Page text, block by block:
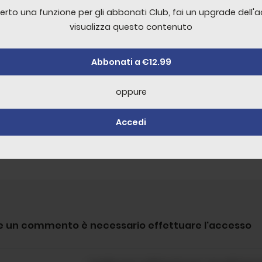
Sulla terraferma
18:12
un commento è necessario effettuare l'accesso
una funzione per gli abbonati Club, fai un upgrade
visualizza questo contenuto
Abbonati a €12.99
oppure
Accedi
una funzione per gli abbonati Club, fai un upgrade
visualizza questo contenuto
Abbonati a €12.99
oppure
Accedi